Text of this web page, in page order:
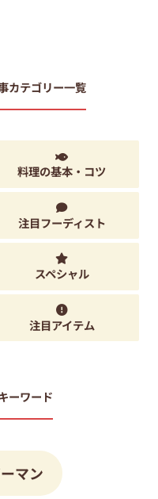
カテゴリー一覧
料理の基本・コツ
注目フーディスト
スペシャル
注目アイテム
ーワード
マン